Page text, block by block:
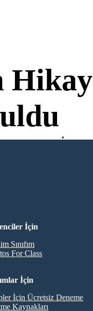
İçin
Sınıfım
For Class
İçin
İçin Ücretsiz Deneme
Kaynakları